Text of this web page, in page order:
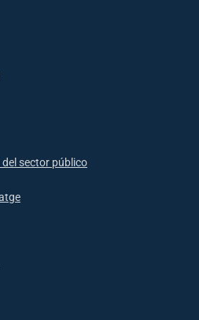
sector público